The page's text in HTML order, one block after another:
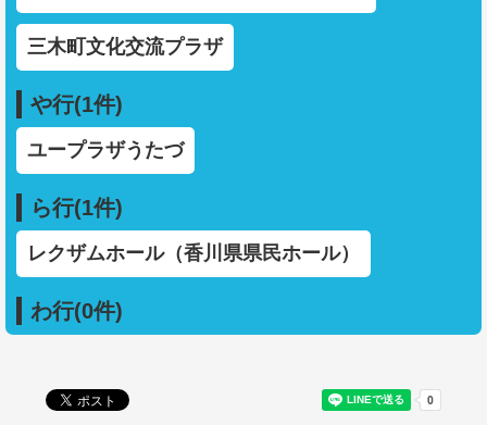
三木町文化交流プラザ
や行(1件)
ユープラザうたづ
ら行(1件)
レクザムホール（香川県県民ホール）
わ行(0件)